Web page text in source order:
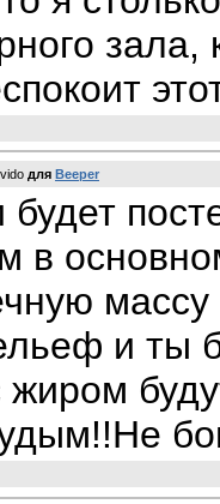
зала,
, vido для Beeper
в
массу
и ты
жиром